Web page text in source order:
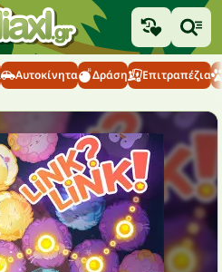
Αυτοκίνητα Δράση Επιτραπέζια